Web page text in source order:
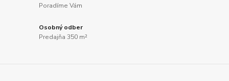
Poradíme Vám
Osobný odber
Predajňa 350 m²